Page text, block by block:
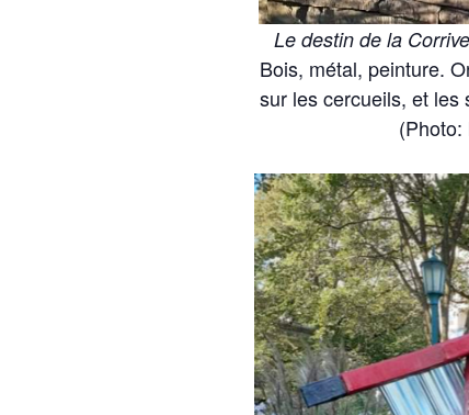
Le destin de la
Bois, métal, peinture.
sur les cercueils, et les
(Photo: